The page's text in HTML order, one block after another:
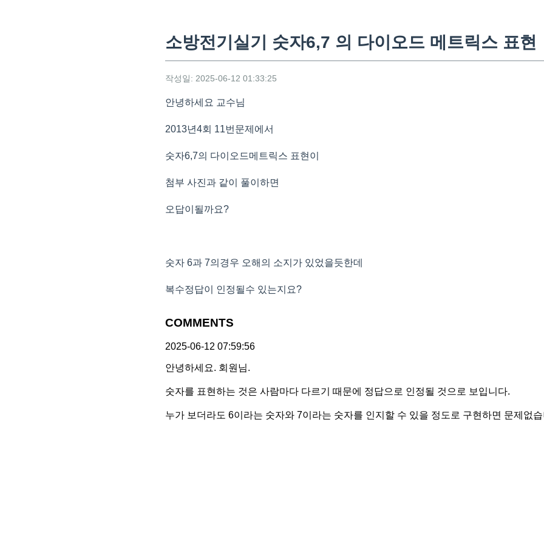
소방전기실기 숫자6,7 의 다이오드 메트릭스 표현
작성일: 2025-06-12 01:33:25
안녕하세요 교수님
2013년4회 11번문제에서
숫자6,7의 다이오드메트릭스 표현이
첨부 사진과 같이 풀이하면
오답이될까요?
숫자 6과 7의경우 오해의 소지가 있었을듯한데
복수정답이 인정될수 있는지요?
COMMENTS
2025-06-12 07:59:56
안녕하세요. 회원님.
숫자를 표현하는 것은 사람마다 다르기 때문에 정답으로 인정될 것으로 보입니다.
누가 보더라도 6이라는 숫자와 7이라는 숫자를 인지할 수 있을 정도로 구현하면 문제없